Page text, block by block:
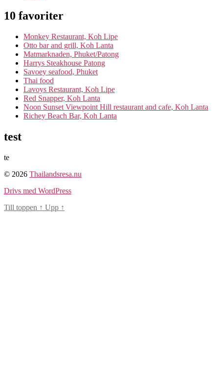
10 favoriter
Monkey Restaurant, Koh Lipe
Otto bar and grill, Koh Lanta
Matmarknaden, Phuket/Patong
Harrys Steakhouse Patong
Savoey seafood, Phuket
Thai food
Lavoys Restaurant, Koh Lipe
Red Snapper, Koh Lanta
Noon Sunset Viewpoint Hill restaurant and cafe, Koh Lanta
Richey Beach Bar, Koh Lanta
test
te
© 2026 Thailandsresa.nu
Drivs med WordPress
Till toppen ↑ Upp ↑